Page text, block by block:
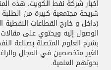
أخبار شركة نفط الكويت، هذه
شريحة مجتمعية كبيرة من
(داخل و خارج القطاعات
الوصول إليه ويحتوي على
بشرح العلوم المتصلة بصناعة
الغير متخصصين في المجال
بحوثهم العلمية.